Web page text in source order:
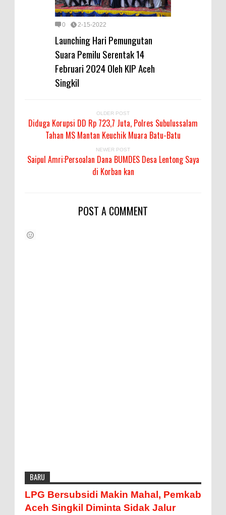
0 2-15-2022
Launching Hari Pemungutan
Suara Pemilu Serentak 14
Februari 2024 Oleh KIP Aceh
Singkil
OLDER POST
Diduga Korupsi DD Rp 723,7 Juta, Polres Subulussalam
Tahan MS Mantan Keuchik Muara Batu-Batu
NEWER POST
Saipul Amri:Persoalan Dana BUMDES Desa Lentong Saya
di Korban kan
POST A COMMENT
BARU
LPG Bersubsidi Makin Mahal, Pemkab
Aceh Singkil Diminta Sidak Jalur